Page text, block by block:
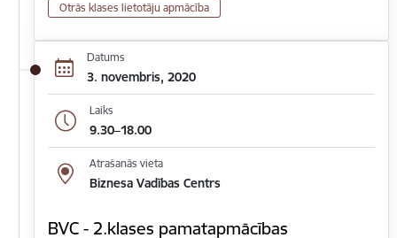
Otrās klases lietotāju apmācība
Datums
3. novembris, 2020
Laiks
9.30–18.00
Atrašanās vieta
Biznesa Vadības Centrs
BVC - 2.klases pamatapmācības